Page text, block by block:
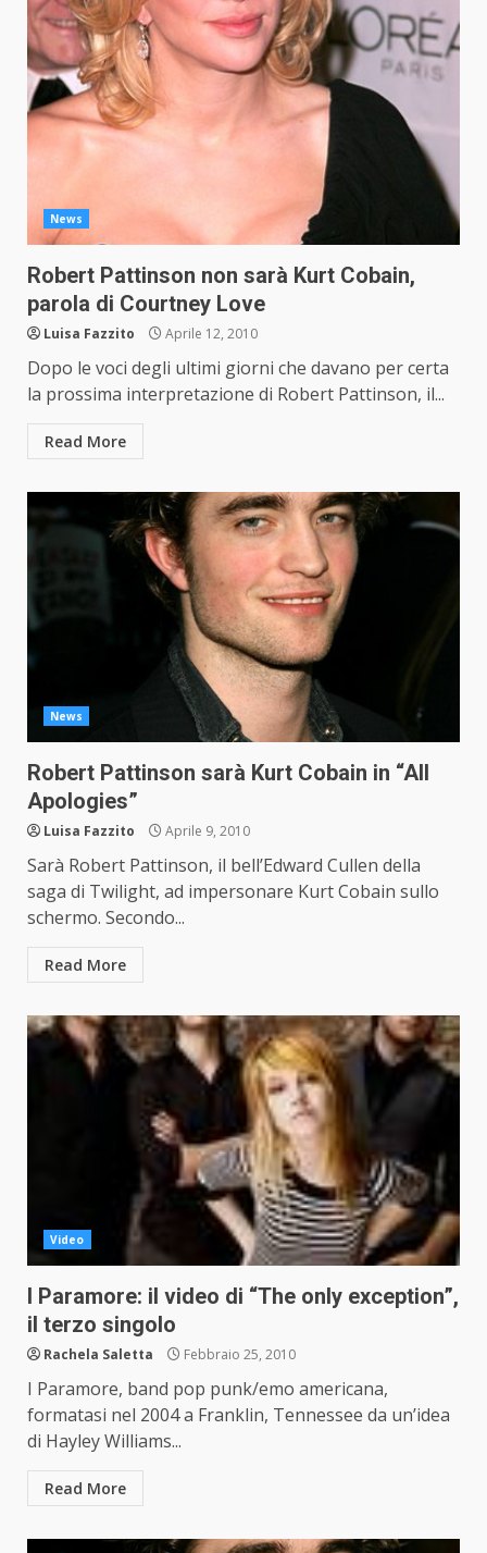
News
Robert Pattinson non sarà Kurt Cobain,
parola di Courtney Love
Luisa Fazzito Aprile 12, 2010
Dopo le voci degli ultimi giorni che davano per certa
la prossima interpretazione di Robert Pattinson, il...
Read More
News
Robert Pattinson sarà Kurt Cobain in “All
Apologies”
Luisa Fazzito Aprile 9, 2010
Sarà Robert Pattinson, il bell’Edward Cullen della
saga di Twilight, ad impersonare Kurt Cobain sullo
schermo. Secondo...
Read More
Video
I Paramore: il video di “The only exception”,
il terzo singolo
Rachela Saletta Febbraio 25, 2010
I Paramore, band pop punk/emo americana,
formatasi nel 2004 a Franklin, Tennessee da un’idea
di Hayley Williams...
Read More